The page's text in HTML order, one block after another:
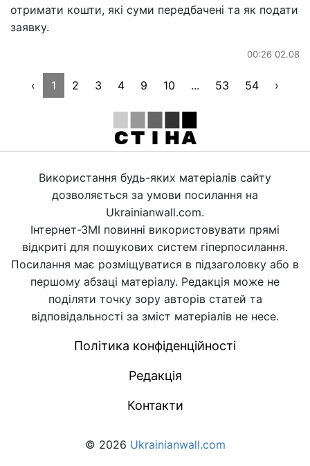
отримати кошти, які суми передбачені та як подати
заявку.
00:26 02.08
‹ 1 2 3 4 9 10 ... 53 54 ›
Використання будь-яких матеріалів сайту
дозволяється за умови посилання на
Ukrainianwall.com.
Інтернет-ЗМІ повинні використовувати прямі
відкриті для пошукових систем гіперпосилання.
Посилання має розміщуватися в підзаголовку або в
першому абзаці матеріалу. Редакція може не
поділяти точку зору авторів статей та
відповідальності за зміст матеріалів не несе.
Політика конфіденційності
Редакція
Контакти
© 2026 Ukrainianwall.com